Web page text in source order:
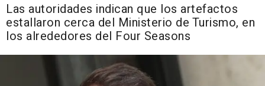
Las autoridades indican que los artefactos
estallaron cerca del Ministerio de Turismo, en
los alrededores del Four Seasons